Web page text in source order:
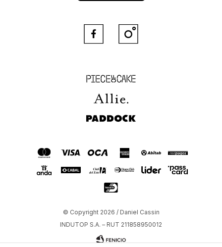
Piece of Cake
Allie
Paddock
 
© Copyright 2026 / Daniel Cassin
INDUTOP S.A. – RUT 211858950012